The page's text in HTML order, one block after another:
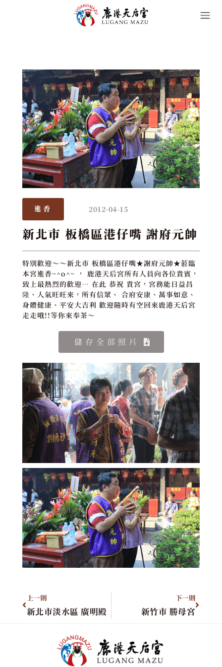
進香 2012-04-15
新北市 板橋區港仔嘴 謝府元帥
特別歡迎～～新北市 板橋區港仔嘴★謝府元帥★蒞臨
本宮進香~^o^~ ， 鹿港天后宮所有人員向各位貴賓，
致上最熱烈的歡迎… 在此 恭祝 貴宮，宮務能日益昌
隆、人氣旺旺來，所有信眾、 合府安康、萬事如意、
身體健康、平安大吉利 歡迎隨時有空回來鹿港天后宮
走走哦!!等你來奉茶～
儲存全部照片
上一則
新北市淡水區 廣明殿
下一則
新竹市 勝母宮